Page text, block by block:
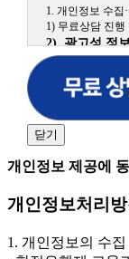
1. 개인정보 수집
1) 무료상담 진행
2) 광고성 정
원격평생교육
비스 신상품
향에 맞는 최
어, 해커스일본어
원, 해커스경찰,
사, 해커스편입 등)
3. 개인정보
외하고는 회원
원이거나 상담
닫기
개인정보 제공에
개인정보처리방
1. 개인정보의 수